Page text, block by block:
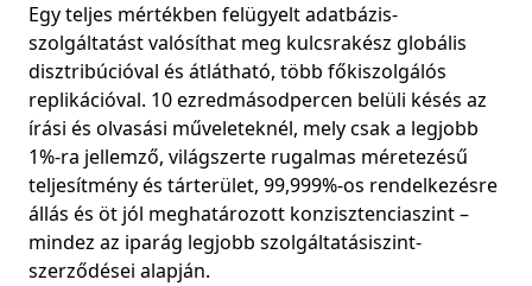
Egy teljes mértékben felügyelt adatbázis-
szolgáltatást valósíthat meg kulcsrakész globális
disztribúcióval és átlátható, több főkiszolgálós
replikációval. 10 ezredmásodpercen belüli késés az
írási és olvasási műveleteknél, mely csak a legjobb
1%-ra jellemző, világszerte rugalmas méretezésű
teljesítmény és tárterület, 99,999%-os rendelkezésre
állás és öt jól meghatározott konzisztenciaszint –
mindez az iparág legjobb szolgáltatásiszint-
szerződései alapján.